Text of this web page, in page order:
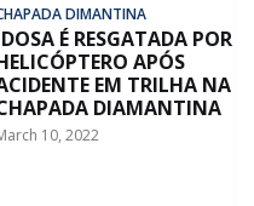
DIMANTINA
É RESGATADA POR
APÓS
EM TRILHA NA
DIAMANTINA
10, 2022